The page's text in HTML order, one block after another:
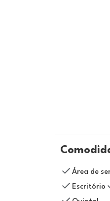
Área de
Escritório